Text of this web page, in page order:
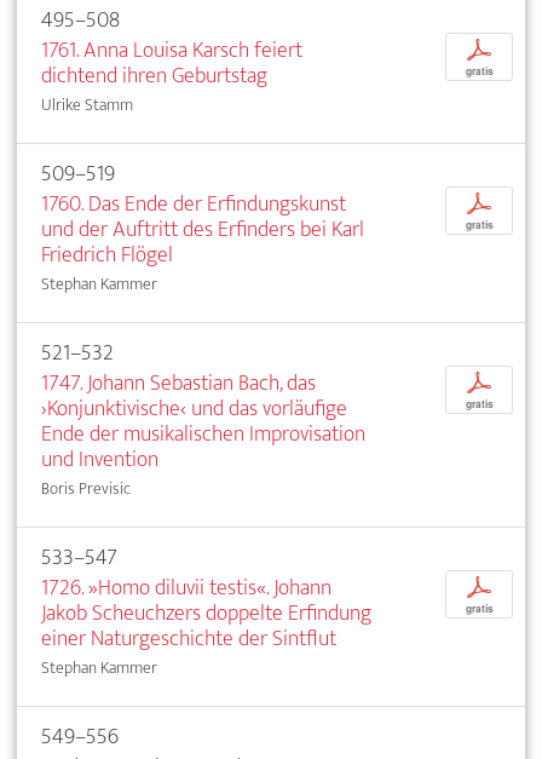
495–508
1761. Anna Louisa Karsch feiert
dichtend ihren Geburtstag
Ulrike Stamm
p
gratis
509–519
1760. Das Ende der Erfindungskunst
und der Auftritt des Erfinders bei Karl
Friedrich Flögel
Stephan Kammer
p
gratis
521–532
1747. Johann Sebastian Bach, das
›Konjunktivische‹ und das vorläufige
Ende der musikalischen Improvisation
und Invention
Boris Previsic
p
gratis
533–547
1726. »Homo diluvii testis«. Johann
Jakob Scheuchzers doppelte Erfindung
einer Naturgeschichte der Sintflut
Stephan Kammer
p
gratis
549–556